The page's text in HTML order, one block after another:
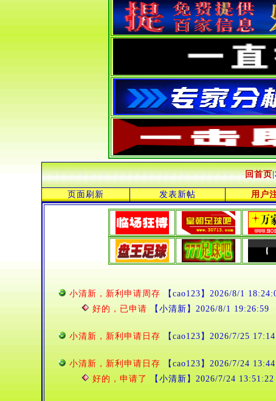
回首页|
页面刷新 发表新帖 用户
小清新，新利申请周存
【cao123】2026/8/1
好的，已申请
【小清新】2026/8/1 19:26:59
小清新，新利申请日存 【cao123】2026/7/25
小清新，新利申请日存
【cao123】2026/7/24
好的，申请了
【小清新】2026/7/24 13:51:22